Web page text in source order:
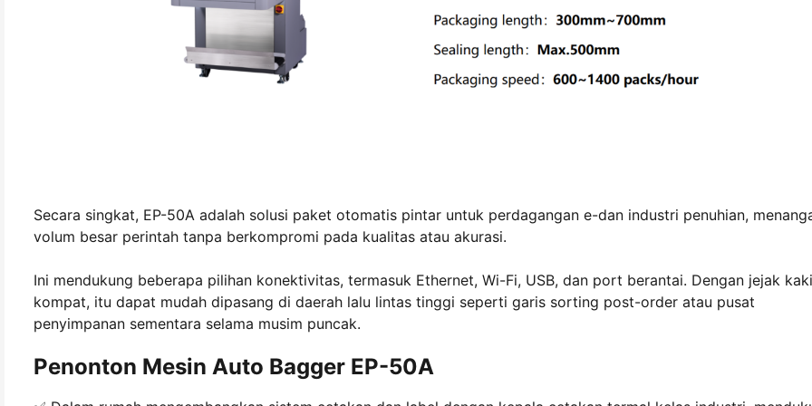
Secara singkat, EP-50A adalah solusi paket otomatis pintar untuk perdagangan e-dan industri penuhian,
volum besar perintah tanpa berkompromi pada kualitas atau akurasi.
Ini mendukung beberapa pilihan konektivitas, termasuk Ethernet, Wi-Fi, USB, dan port berantai. Dengan jejak kaki
kompat, itu dapat mudah dipasang di daerah lalu lintas tinggi seperti garis sorting post-order atau pusat
penyimpanan sementara selama musim puncak.
Penonton Mesin Auto Bagger EP-50A